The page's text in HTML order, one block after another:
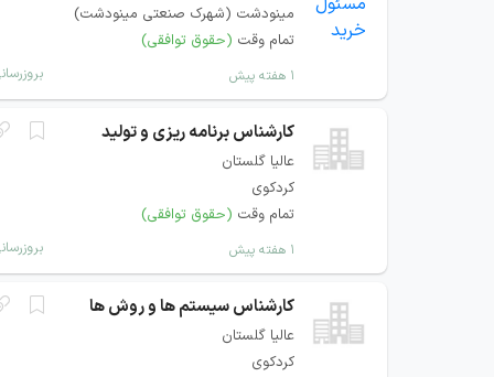
مینودشت (شهرک صنعتی مینودشت)
تمام وقت (حقوق توافقی)
۱ هفته پیش
کارشناس برنامه ریزی و تولید
عالیا گلستان
کردکوی
تمام وقت (حقوق توافقی)
۱ هفته پیش
کارشناس سیستم ها و روش ها
عالیا گلستان
کردکوی